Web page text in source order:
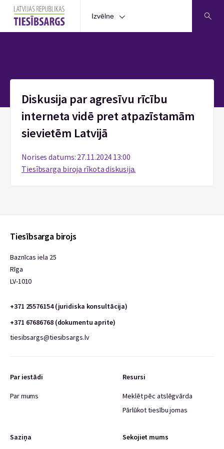
Izvēlne
Diskusija par agresīvu rīcību
interneta vidē pret atpazīstamām
sievietēm Latvijā
Norises datums: 27.11.2024 13:00
Tiesībsarga biroja rīkota diskusija.
Tiesībsarga birojs
Baznīcas iela 25
Rīga
LV-1010
+371 25576154 (juridiska konsultācija)
+371 67686768 (dokumentu aprite)
tiesibsargs@tiesibsargs.lv
Par iestādi
Par mums
Resursi
Meklēt pēc atslēgvārda
Pārlūkot tiesību jomas
Saziņa Sekojiet mums